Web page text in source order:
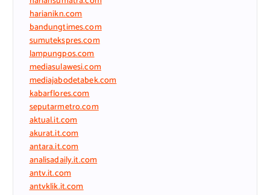
harianikn.com
bandungtimes.com
sumutekspres.com
lampungpos.com
mediasulawesi.com
mediajabodetabek.com
kabarflores.com
seputarmetro.com
aktual.it.com
akurat.it.com
antara.it.com
analisadaily.it.com
antv.it.com
antvklik.it.com